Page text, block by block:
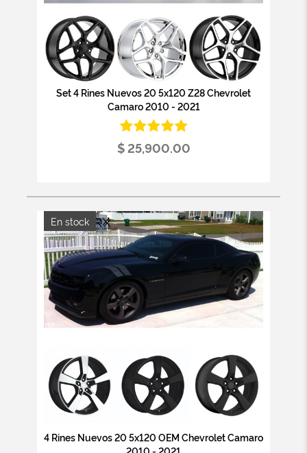
Set 4 Rines Nuevos 20 5x120 Z28 Chevrolet
Camaro 2010 - 2021
$ 25,900.00
En stock
4 Rines Nuevos 20 5x120 OEM Chevrolet Camaro